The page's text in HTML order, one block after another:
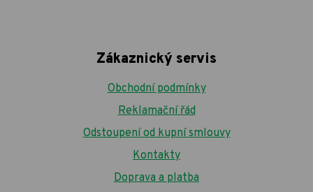
Zákaznický servis
Obchodní podmínky
Reklamační řád
Odstoupení od kupní smlouvy
Kontakty
Doprava a platba